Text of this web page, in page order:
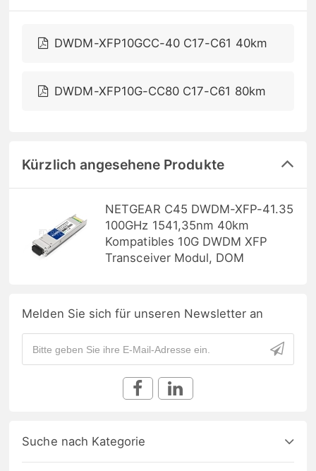
DWDM-XFP10GCC-40 C17-C61 40km
DWDM-XFP10G-CC80 C17-C61 80km
Kürzlich angesehene Produkte
NETGEAR C45 DWDM-XFP-41.35
100GHz 1541,35nm 40km
Kompatibles 10G DWDM XFP
Transceiver Modul, DOM
Melden Sie sich für unseren Newsletter an
Suche nach Kategorie